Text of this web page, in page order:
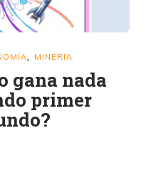
, MINERIA
gana nada
primer